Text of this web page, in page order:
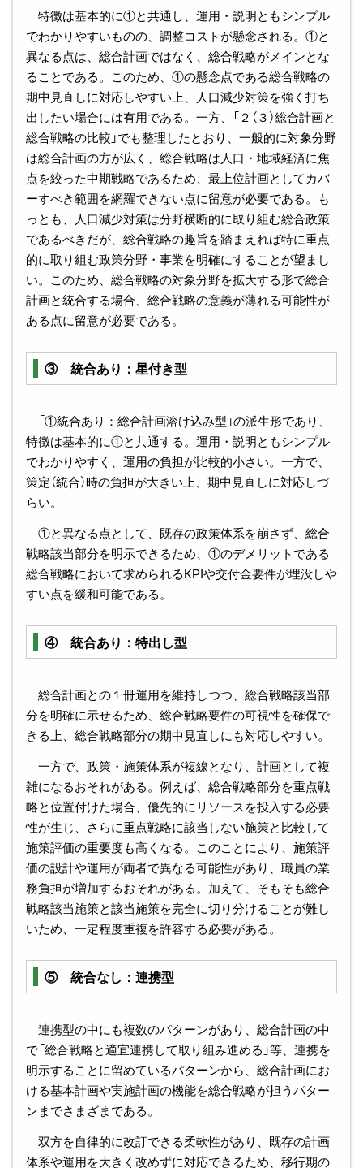
特徴は基本的に①と共通し、運用・説明ともシンプル
でわかりやすいものの、調整コストが懸念される。①と
異なる点は、総合計画ではなく、総合戦略がメインとな
ることである。このため、①の懸念点である総合戦略の
期中見直しに対応しやすい上、人口減少対策を強く打ち
出したい場合には有用である。一方、「２（３）総合計画と
総合戦略の比較」でも整理したとおり、一般的に対象分野
は総合計画の方が広く、総合戦略は人口・地域経済に焦
点を絞った中期戦略であるため、最上位計画としてカバ
ーすべき範囲を網羅できない点に留意が必要である。も
っとも、人口減少対策は分野横断的に取り組む総合政策
であるべきだが、総合戦略の趣旨を踏まえれば特に重点
的に取り組む政策分野・事業を明確にすることが望まし
い。このため、総合戦略の対象分野を拡大する形で総合
計画と統合する場合、総合戦略の意義が薄れる可能性が
ある点に留意が必要である。
③ 統合あり：星付き型
「①統合あり：総合計画溶け込み型」の派生形であり、
特徴は基本的に①と共通する。運用・説明ともシンプル
でわかりやすく、運用の負担が比較的小さい。一方で、
策定（統合）時の負担が大きい上、期中見直しに対応しづ
らい。
①と異なる点として、既存の政策体系を崩さず、総合
戦略該当部分を明示できるため、①のデメリットである
総合戦略において求められるKPIや交付金要件が埋没しや
すい点を緩和可能である。
④ 統合あり：特出し型
総合計画との１冊運用を維持しつつ、総合戦略該当部
分を明確に示せるため、総合戦略要件の可視性を確保で
きる上、総合戦略部分の期中見直しにも対応しやすい。
一方で、政策・施策体系が複線となり、計画として複
雑になるおそれがある。例えば、総合戦略部分を重点戦
略と位置付けた場合、優先的にリソースを投入する必要
性が生じ、さらに重点戦略に該当しない施策と比較して
施策評価の重要度も高くなる。このことにより、施策評
価の設計や運用が両者で異なる可能性があり、職員の業
務負担が増加するおそれがある。加えて、そもそも総合
戦略該当施策と該当施策を完全に切り分けることが難し
いため、一定程度重複を許容する必要がある。
⑤ 統合なし：連携型
連携型の中にも複数のパターンがあり、総合計画の中
で「総合戦略と適宜連携して取り組み進める」等、連携を
明示することに留めているパターンから、総合計画にお
ける基本計画や実施計画の機能を総合戦略が担うパター
ンまでさまざまである。
双方を自律的に改訂できる柔軟性があり、既存の計画
体系や運用を大きく改めずに対応できるため、移行期の